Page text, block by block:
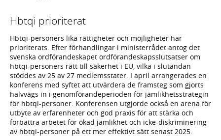
Hbtqi prioriterat
Hbtqi-personers lika rättigheter och möjligheter har
prioriterats. Efter förhandlingar i ministerrådet antog det
svenska ordförandeskapet ordförandeskapsslutsatser om
hbtqi-personers rätt till säkerhet i EU, vilka i slutändan
stöddes av 25 av 27 medlemsstater. I april arrangerades en
konferens med syftet att utvärdera de framsteg som gjorts
halvvägs in i genomförandeperioden för jämlikhetsstrategin
för hbtqi-personer. Konferensen utgjorde också en arena för
utbyte av erfarenheter och god praxis för att stärka och
förbättra arbetet för ökad jämlikhet och icke-diskriminering
av hbtqi-personer på ett mer effektivt sätt senast 2025.